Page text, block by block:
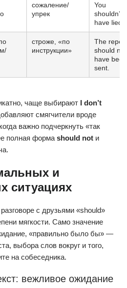
сожаление/
упрек
You
shouldn’t
have lied.
строже, «по
инструкции»
The report
should not
have been
sent.
чаще выбирают I don’t
смягчители вроде
важно подчеркнуть «так
полная форма should not и
и
ситуациях
с друзьями «should»
мягкости. Само значение
«правильно было бы» —
выбора слов вокруг и того,
на собеседника.
вежливое ожидание